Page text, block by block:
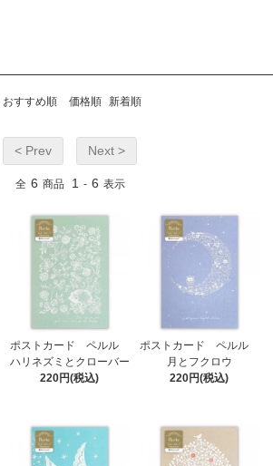
おすすめ順 価格順 新着順
< Prev Next >
全 6 商品 1 - 6 表示
ポストカード ペルル
ハリネズミとクローバー
220円(税込)
ポストカード ペルル
月とフクロウ
220円(税込)